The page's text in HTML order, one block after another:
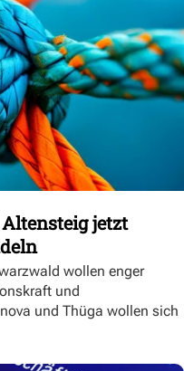
jetzt
wollen enger
und
und Thüga wollen sich